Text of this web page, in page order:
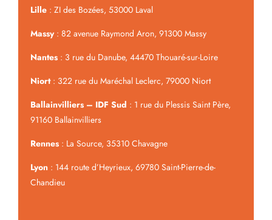
Lille: ZI des Bozées, 53000 Laval
Massy : 82 avenue Raymond Aron, 91300 Massy
Nantes: 3 rue du Danube, 44470 Thouaré-sur-Loire
Niort: 322 rue du Maréchal Leclerc, 79000 Niort
Ballainvilliers – IDF Sud : 1 rue du Plessis Saint Père,
91160 Ballainvilliers
Rennes: La Source, 35310 Chavagne
Lyon : 144 route d’Heyrieux, 69780 Saint-Pierre-de-
Chandieu